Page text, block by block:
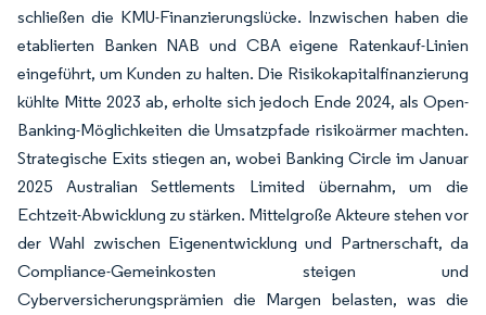
schließen die KMU-Finanzierungslücke. Inzwischen haben die
etablierten Banken NAB und CBA eigene Ratenkauf-Linien
eingeführt, um Kunden zu halten. Die Risikokapitalfinanzierung
kühlte Mitte 2023 ab, erholte sich jedoch Ende 2024, als Open-
Banking-Möglichkeiten die Umsatzpfade risikoärmer machten.
Strategische Exits stiegen an, wobei Banking Circle im Januar
2025 Australian Settlements Limited übernahm, um die
Echtzeit-Abwicklung zu stärken. Mittelgroße Akteure stehen vor
der Wahl zwischen Eigenentwicklung und Partnerschaft, da
Compliance-Gemeinkosten steigen und
Cyberversicherungsprämien die Margen belasten, was die